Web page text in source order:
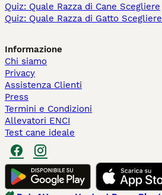
Quiz: Quale Razza di Cane Scegliere
Quiz: Quale Razza di Gatto Scegliere
Informazione
Chi siamo
Privacy
Assistenza Clienti
Press
Termini e Condizioni
Allevatori ENCI
Test cane ideale